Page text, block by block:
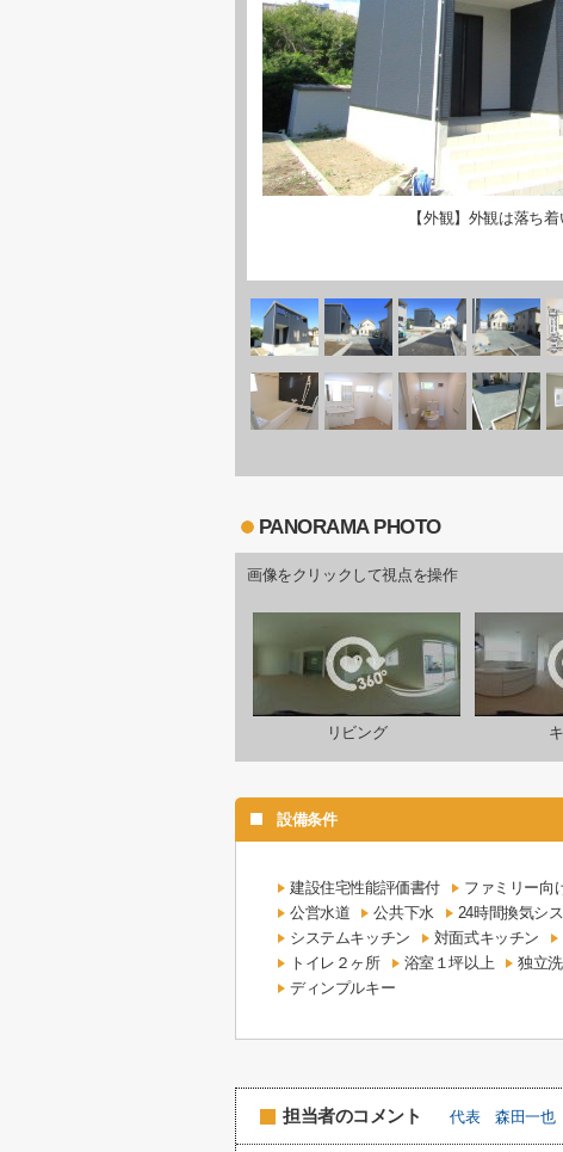
【外観】外観は落ち
PANORAMA PHOTO
画像をクリックして視点を操作
リビング
設備条件
建設住宅性能評価書付 ファミリー向
公営水道
公共下水 24時間換気シ
システムキッチン
対面式キッチン
トイレ２ヶ所
浴室１坪以上 独立
ディンプルキー
担当者のコメント 代表 森田一也